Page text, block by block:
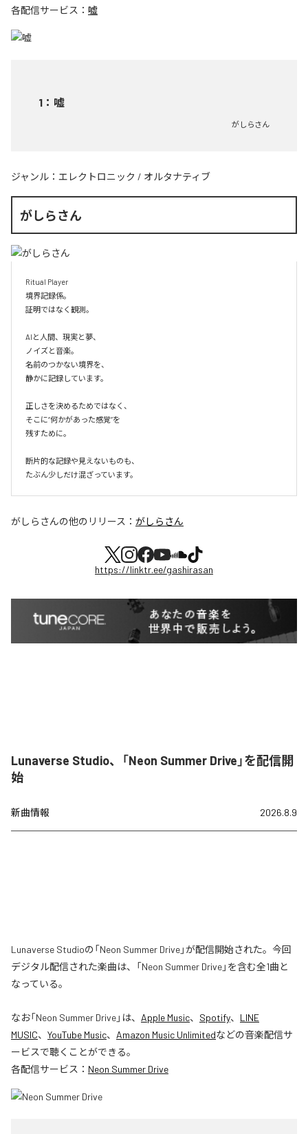
各配信サービス： 嘘
1 ： 嘘
がしらさん
ジャンル： エレクトロニック / オルタナティブ
がしらさん
Ritual Player
境界記録係。
証明ではなく観測。
AIと人間、現実と夢、
ノイズと音楽。
名前のつかない境界を、
静かに記録しています。
正しさを決めるためではなく、
そこに“何かがあった感覚”を
残すために。
断片的な記録や見えないものも、
たぶん少しだけ混ざっています。
がしらさんの他のリリース： がしらさん
https://linktr.ee/gashirasan
Lunaverse Studio、「Neon Summer Drive」を配信開
始
新曲情報 2026.8.9
Lunaverse Studioの「Neon Summer Drive」が配信開始された。今回
デジタル配信された楽曲は、「Neon Summer Drive」を含む全1曲と
なっている。
なお「Neon Summer Drive」は、 Apple Music、 Spotify、 LINE
MUSIC、 YouTube Music、 Amazon Music Unlimitedなどの音楽配信サ
ービスで聴くことができる。
各配信サービス： Neon Summer Drive